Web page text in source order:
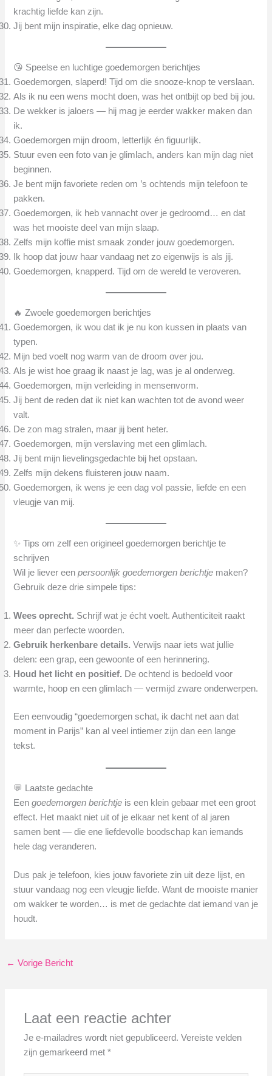
krachtig liefde kan zijn.
Jij bent mijn inspiratie, elke dag opnieuw.
😘 Speelse en luchtige goedemorgen berichtjes
Goedemorgen, slaperd! Tijd om die snooze-knop te verslaan.
Als ik nu een wens mocht doen, was het ontbijt op bed bij jou.
De wekker is jaloers — hij mag je eerder wakker maken dan
ik.
Goedemorgen mijn droom, letterlijk én figuurlijk.
Stuur even een foto van je glimlach, anders kan mijn dag niet
beginnen.
Je bent mijn favoriete reden om ’s ochtends mijn telefoon te
pakken.
Goedemorgen, ik heb vannacht over je gedroomd… en dat
was het mooiste deel van mijn slaap.
Zelfs mijn koffie mist smaak zonder jouw goedemorgen.
Ik hoop dat jouw haar vandaag net zo eigenwijs is als jij.
Goedemorgen, knapperd. Tijd om de wereld te veroveren.
🔥 Zwoele goedemorgen berichtjes
Goedemorgen, ik wou dat ik je nu kon kussen in plaats van
typen.
Mijn bed voelt nog warm van de droom over jou.
Als je wist hoe graag ik naast je lag, was je al onderweg.
Goedemorgen, mijn verleiding in mensenvorm.
Jij bent de reden dat ik niet kan wachten tot de avond weer
valt.
De zon mag stralen, maar jij bent heter.
Goedemorgen, mijn verslaving met een glimlach.
Jij bent mijn lievelingsgedachte bij het opstaan.
Zelfs mijn dekens fluisteren jouw naam.
Goedemorgen, ik wens je een dag vol passie, liefde en een
vleugje van mij.
✨ Tips om zelf een origineel goedemorgen berichtje te
schrijven
Wil je liever eenpersoonlijk goedemorgen berichtje maken?
Gebruik deze drie simpele tips:
Wees oprecht. Schrijf wat je écht voelt. Authenticiteit raakt
meer dan perfecte woorden.
Gebruik herkenbare details. Verwijs naar iets wat jullie
delen: een grap, een gewoonte of een herinnering.
Houd het licht en positief. De ochtend is bedoeld voor
warmte, hoop en een glimlach — vermijd zware onderwerpen.
Een eenvoudig “goedemorgen schat, ik dacht net aan dat
moment in Parijs” kan al veel intiemer zijn dan een lange
tekst.
💬 Laatste gedachte
Eengoedemorgen berichtje is een klein gebaar met een groot
effect. Het maakt niet uit of je elkaar net kent of al jaren
samen bent — die ene liefdevolle boodschap kan iemands
hele dag veranderen.
Dus pak je telefoon, kies jouw favoriete zin uit deze lijst, en
stuur vandaag nog een vleugje liefde. Want de mooiste manier
om wakker te worden… is met de gedachte dat iemand van je
houdt.
← Vorige Bericht
Laat een reactie achter
Je e-mailadres wordt niet gepubliceerd. Vereiste velden
zijn gemarkeerd met*